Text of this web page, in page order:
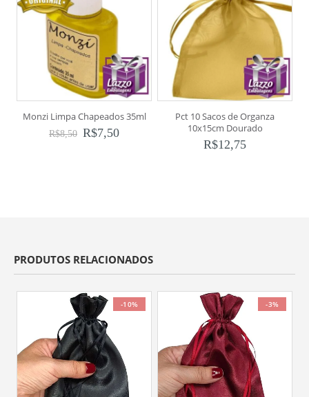
Monzi Limpa Chapeados 35ml
R$8,50 R$7,50
Pct 10 Sacos de Organza
10x15cm Dourado
R$12,75
PRODUTOS RELACIONADOS
-10% -3%